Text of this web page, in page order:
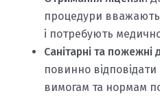
процедури
і потребують
Санітарні та пожежні
повинно відповідати
вимогам та нормам